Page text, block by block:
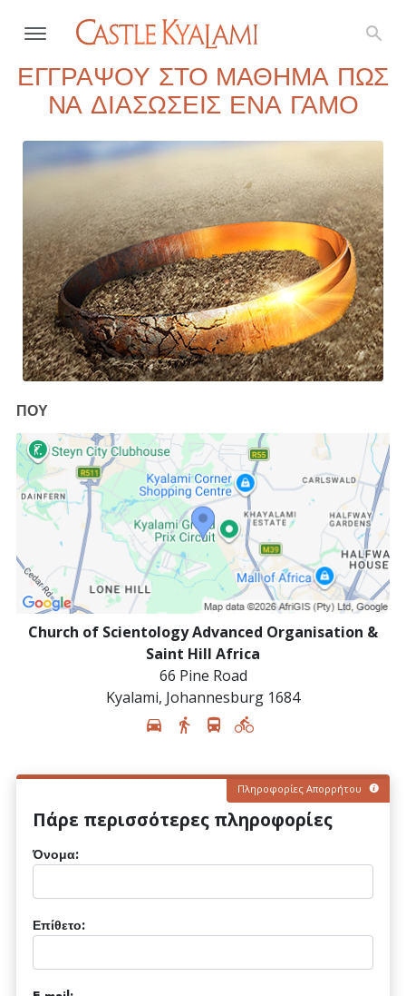
ΕΓΓΡΑΨΟΥ ΣΤΟ ΜΑΘΗΜΑ ΠΩΣ
ΝΑ ΔΙΑΣΩΣΕΙΣ ΕΝΑ ΓΑΜΟ
ΠΟΥ
Church of Scientology Advanced Organisation &
Saint Hill Africa
66 Pine Road
Kyalami, Johannesburg 1684
Πληροφορίες Απορρήτου
Πάρε περισσότερες πληροφορίες
Όνομα:
Επίθετο: